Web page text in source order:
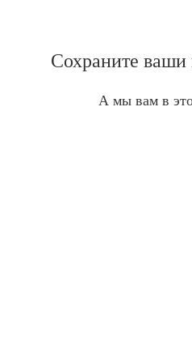
Сохраните
А мы вам в